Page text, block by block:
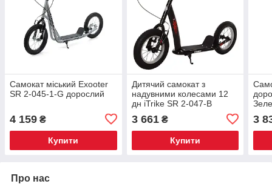
Самокат міський Exooter
SR 2-045-1-G дорослий
4 159 ₴
Купити
Дитячий самокат з
надувними колесами 12
дн iTrike SR 2-047-B
3 661₴
Купити
3
Про нас